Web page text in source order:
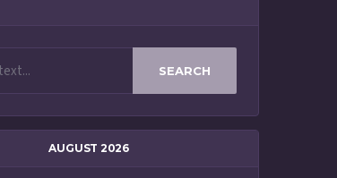
SEARCH
AUGUST 2026